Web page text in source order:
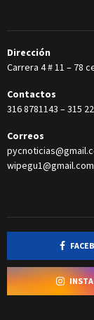
Dirección
Carrera 4 # 11 – 78
Contactos
316 8781143 –315
Correos
wipegu1@gmail.com